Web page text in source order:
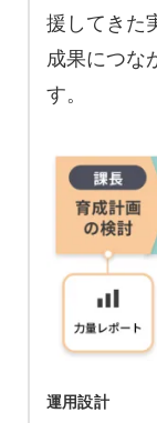
援してきた
成果につな
す。
運用設計